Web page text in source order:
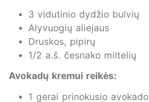
3 vidutinio dydžio bulvių
Alyvuogių aliejaus
Druskos, pipirų
1/2 a.š. česnako miltelių
Avokadų kremui reikės:
1 gerai prinokusio avokado